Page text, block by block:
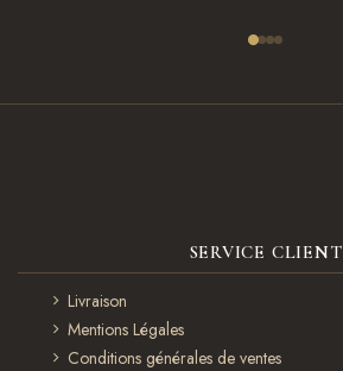
SERVICE CLIENT
Livraison
Mentions Légales
Conditions générales de ventes